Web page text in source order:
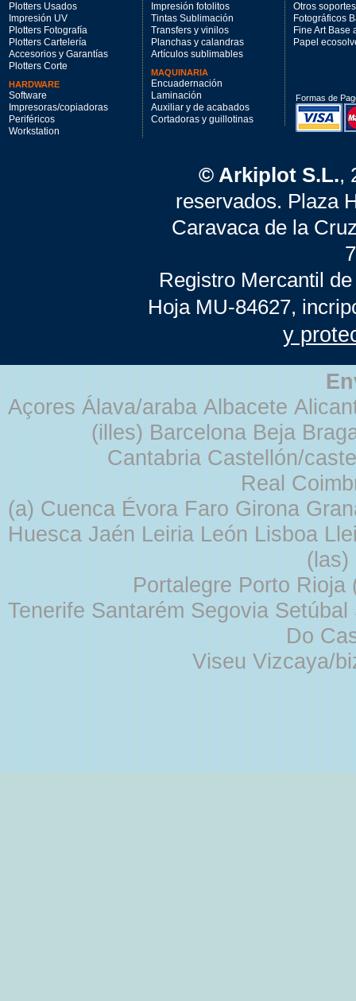
Plotters Usados
Impresión UV
Plotters Fotografía
Plotters Cartelería
Accesorios y Garantías
Plotters Corte
HARDWARE
Software
Impresoras/copiadoras
Periféricos
Workstation
Impresión fotolitos
Tintas Sublimación
Transfers y vinilos
Planchas y calandras
Artículos sublimables
MAQUINARIA
Encuadernación
Laminación
Auxiliar y de acabados
Cortadoras y guillotinas
Otros soportes
Fotográficos
Fine Art Base
Papel
Formas de
© Arkiplot S.L.,
reservados. Plaza
Caravaca de la
Registro Mercantil
Hoja MU-84627,
y
Açores Álava/araba Albacete
(illes) Barcelona Beja
Cantabria Castellón/
Real
(a) Cuenca Évora Faro Girona
Huesca Jaén Leiria León Lisboa
Portalegre Porto
Tenerife Santarém Segovia
Do
Viseu Vizcaya/